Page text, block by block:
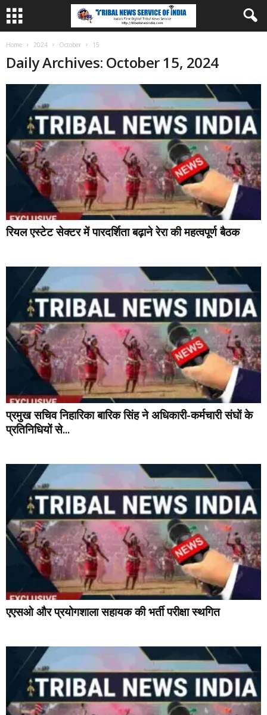
Home 2024 October 15
Daily Archives: October 15, 2024
रियल एस्टेट सेक्टर में पारदर्शिता बढ़ाने रेरा की महत्वपूर्ण बैठक
प्रमुख सचिव निहारिका बारिक सिंह ने अधिकारी-कर्मचारी संघों के
प्रतिनिधियों से...
एएसओ और प्रयोगशाला सहायक की भर्ती परीक्षा स्थगित